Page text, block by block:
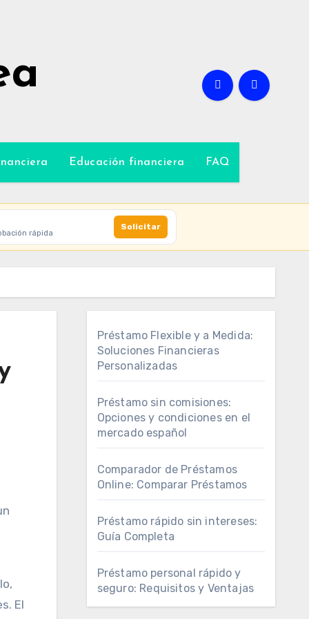
Educación financiera FAQ
rápida
Solicitar
El
Préstamo Flexible y a Medida:
Soluciones Financieras
Personalizadas
Préstamo sin comisiones:
Opciones y condiciones en el
mercado español
Comparador de Préstamos
Online: Comparar Préstamos
Préstamo rápido sin intereses:
Guía Completa
Préstamo personal rápido y
seguro: Requisitos y Ventajas